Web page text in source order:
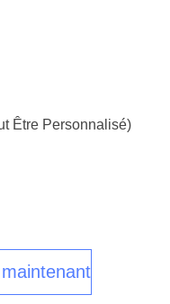
Être Personnalisé)